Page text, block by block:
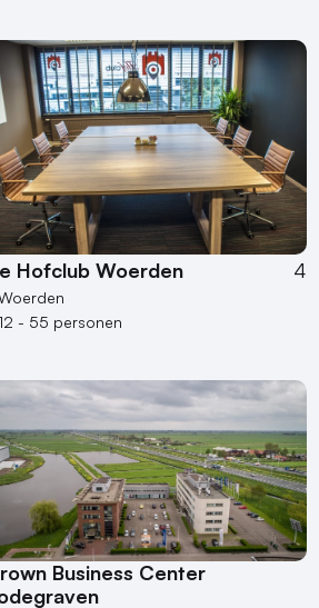
Hofclub Woerden 4
12 - 55 personen
Business Center